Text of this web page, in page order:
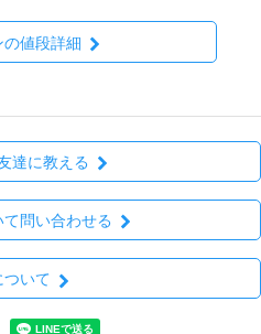
の値段詳細
達に教える
問い合わせる
ついて